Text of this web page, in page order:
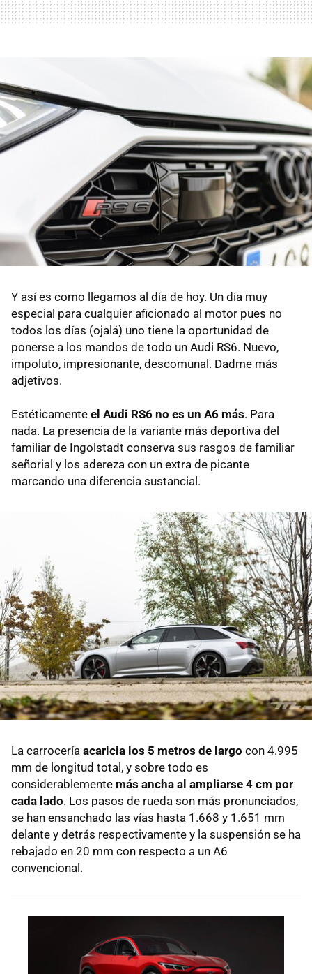
Y así es como llegamos al día de hoy. Un día muy
especial para cualquier aficionado al motor pues no
todos los días (ojalá) uno tiene la oportunidad de
ponerse a los mandos de todo un Audi RS6. Nuevo,
impoluto, impresionante, descomunal. Dadme más
adjetivos.
Estéticamente el Audi RS6 no es un A6 más. Para
nada. La presencia de la variante más deportiva del
familiar de Ingolstadt conserva sus rasgos de familiar
señorial y los adereza con un extra de picante
marcando una diferencia sustancial.
La carrocería acaricia los 5 metros de largo con 4.995
mm de longitud total, y sobre todo es
considerablemente más ancha al ampliarse 4 cm por
cada lado. Los pasos de rueda son más pronunciados,
se han ensanchado las vías hasta 1.668 y 1.651 mm
delante y detrás respectivamente y la suspensión se ha
rebajado en 20 mm con respecto a un A6
convencional.